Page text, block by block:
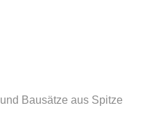
und Bausätze aus Spitze